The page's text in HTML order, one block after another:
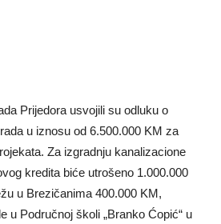
Prijedora usvojili su odluku o
u iznosu od 6.500.000 KM za
Za izgradnju kanalizacione
kredita biće utrošeno 1.000.000
u Brezičanima 400.000 KM,
u Područnoj školi „Branko Ćopić“ u